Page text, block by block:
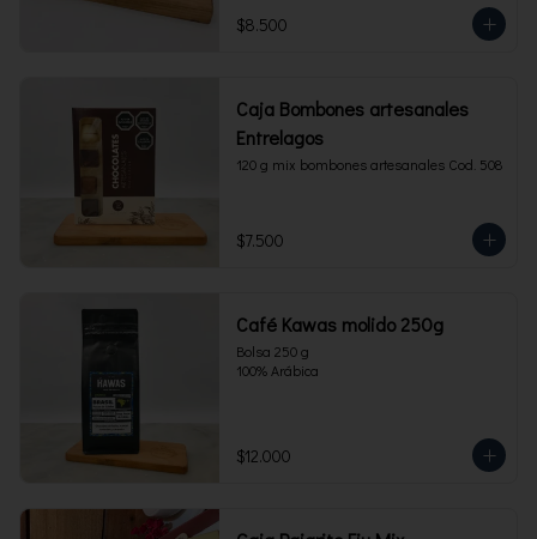
$8.500
Caja Bombones artesanales
Entrelagos
120 g mix bombones artesanales Cod. 508
$7.500
Café Kawas molido 250g
Bolsa 250 g
100% Arábica
$12.000